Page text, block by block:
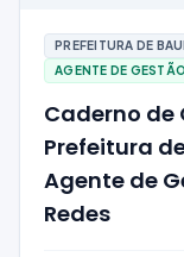
PREFEITURA DE
AGENTE DE
Caderno de
Prefeitura
Agente de
Redes